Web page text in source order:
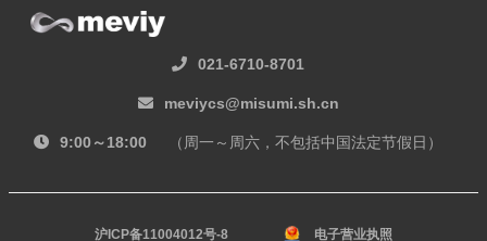
021-6710-8701
meviycs@misumi.sh.cn
9:00～18:00 （周一～周六，不包括中国法定节假日）
沪ICP备11004012号-8 电子营业执照